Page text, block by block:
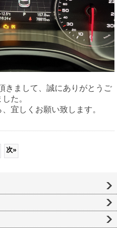
きまして、誠にありがとうご
た。
宜しくお願い致します。
次»